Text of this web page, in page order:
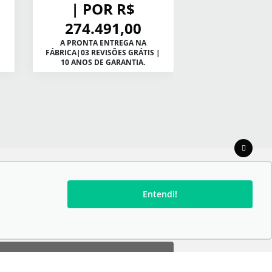
| POR R$
274.491,00
A PRONTA ENTREGA NA
FÁBRICA|03 REVISÕES GRÁTIS |
10 ANOS DE GARANTIA.
Entendi!